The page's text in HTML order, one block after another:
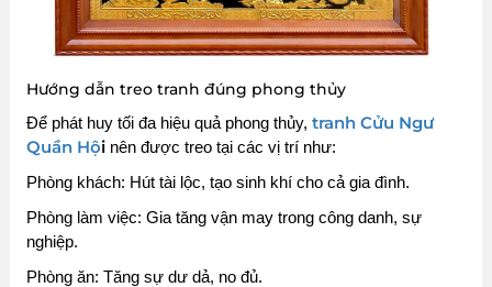
Hướng dẫn treo tranh đúng phong thủy
Để phát huy tối đa hiệu quả phong thủy, tranh Cửu Ngư
Quần Hội nên được treo tại các vị trí như:
Phòng khách: Hút tài lộc, tạo sinh khí cho cả gia đình.
Phòng làm việc: Gia tăng vận may trong công danh, sự
nghiệp.
Phòng ăn: Tăng sự dư dả, no đủ.